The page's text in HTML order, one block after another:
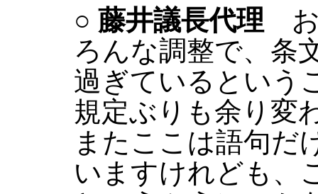
○藤井議長代理 お
ろんな調整で、条
過ぎているという
規定ぶりも余り変
またここは語句だ
いますけれども、